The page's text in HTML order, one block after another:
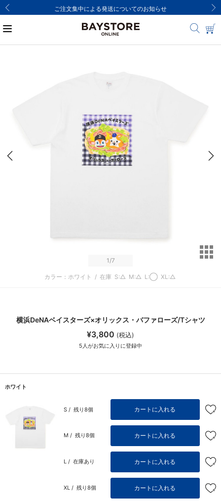
ご注文集中による発送についてのお知らせ
1/7
カラー：ホワイト / 在庫 S:△ M:△ L:◯ XL:△
横浜DeNAベイスターズ×オリックス・バファローズ/Tシャツ
¥3,800 (税込)
5 人がお気に入りに登録中
ホワイト
S / 残り8個 カートに入れる
M / 残り8個 カートに入れる
L / 在庫あり カートに入れる
XL / 残り8個 カートに入れる